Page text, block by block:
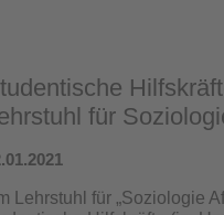
für
Lehrstuhl für „Soziologie